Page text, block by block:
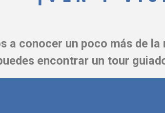
a conocer un poco más de
encontrar un tour